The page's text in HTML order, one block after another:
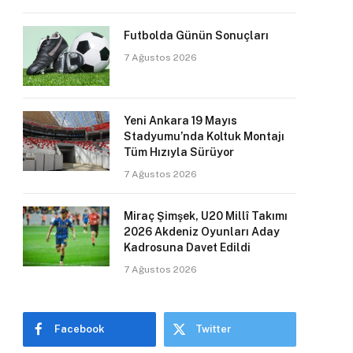
Futbolda Günün Sonuçları
7 Ağustos 2026
Yeni Ankara 19 Mayıs
Stadyumu’nda Koltuk Montajı
Tüm Hızıyla Sürüyor
7 Ağustos 2026
Miraç Şimşek, U20 Millî Takımı
2026 Akdeniz Oyunları Aday
Kadrosuna Davet Edildi
7 Ağustos 2026
Facebook Twitter